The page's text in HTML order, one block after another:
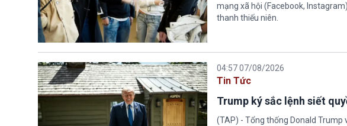
mạng xã hội (Facebook,
thanh thiếu niên.
04:57 07/08/2026
Tin Tức
Trump ký sắc lệnh siết
(TAP) - Tổng thống Donald Trump